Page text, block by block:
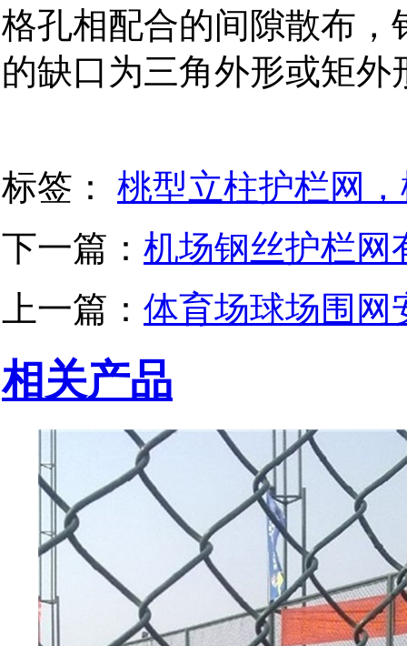
格孔相配合的间隙散布，
的缺口为三角外形或矩外
标签： 桃型立柱护栏网
下一篇： 机场钢丝护栏网
上一篇： 体育场球场围网
相关产品